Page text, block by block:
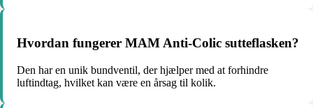
Hvordan fungerer MAM Anti-Colic sutteflasken?
Den har en unik bundventil, der hjælper med at forhindre
luftindtag, hvilket kan være en årsag til kolik.